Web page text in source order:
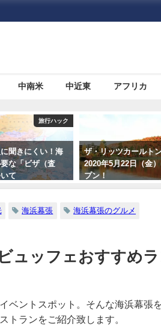
中南米 中近東 アフリカ
ザ・リッツカールトン日光が
2020年5月22日（金）にオー
プン！
海外旅行
使館・
海浜幕張 海浜幕張のグルメ
ュッフェおすすめ
ベントスポット。そんな海浜幕張
トランをご紹介致します。